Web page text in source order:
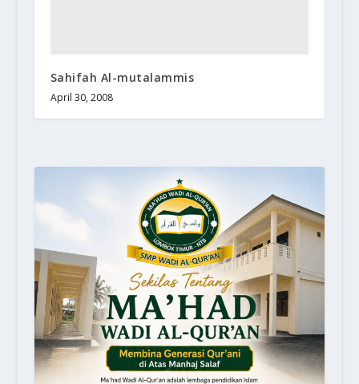
Sahifah Al-mutalammis
April 30, 2008